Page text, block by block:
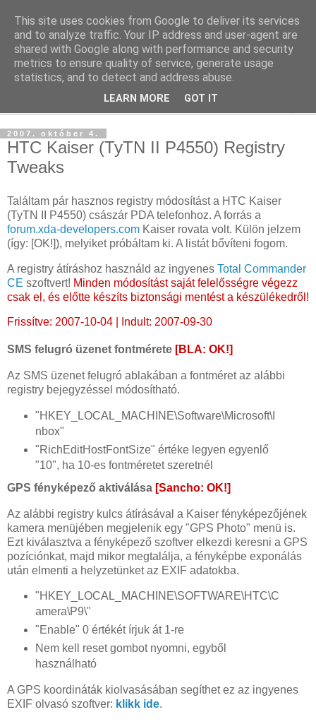
blog.sancho.hu
Egy techember blogja a mindennapok kütyüiről...
2007. október 4.
HTC Kaiser (TyTN II P4550) Registry
Tweaks
Találtam pár hasznos registry módosítást a HTC Kaiser
(TyTN II P4550) császár PDA telefonhoz. A forrás a
forum.xda-developers.com Kaiser rovata volt. Külön jelzem
(így: [OK!]), melyiket próbáltam ki. A listát bővíteni fogom.
A registry átíráshoz használd az ingyenes Total Commander
CE szoftvert! Minden módosítást saját felelősségre végezz
csak el, és előtte készíts biztonsági mentést a készülékedről!
Frissítve: 2007-10-04 | Indult: 2007-09-30
SMS felugró üzenet fontmérete [BLA: OK!]
Az SMS üzenet felugró ablakában a fontméret az alábbi
registry bejegyzéssel módosítható.
"HKEY_LOCAL_MACHINE\Software\Microsoft\I
nbox"
"RichEditHostFontSize" értéke legyen egyenlő
"10", ha 10-es fontméretet szeretnél
GPS fényképező aktiválása [Sancho: OK!]
Az alábbi registry kulcs átírásával a Kaiser fényképezőjének
kamera menüjében megjelenik egy "GPS Photo" menü is.
Ezt kiválasztva a fényképező szoftver elkezdi keresni a GPS
pozíciónkat, majd mikor megtalálja, a fényképbe exponálás
után elmenti a helyzetünket az EXIF adatokba.
"HKEY_LOCAL_MACHINE\SOFTWARE\HTC\C
amera\P9\"
"Enable" 0 értékét írjuk át 1-re
Nem kell reset gombot nyomni, egyből
használható
A GPS koordináták kiolvasásában segíthet ez az ingyenes
EXIF olvasó szoftver: klikk ide.
This site uses cookies from Google to deliver its services
and to analyze traffic. Your IP address and user-agent are
shared with Google along with performance and security
metrics to ensure quality of service, generate usage
statistics, and to detect and address abuse.
LEARN MORE GOT IT